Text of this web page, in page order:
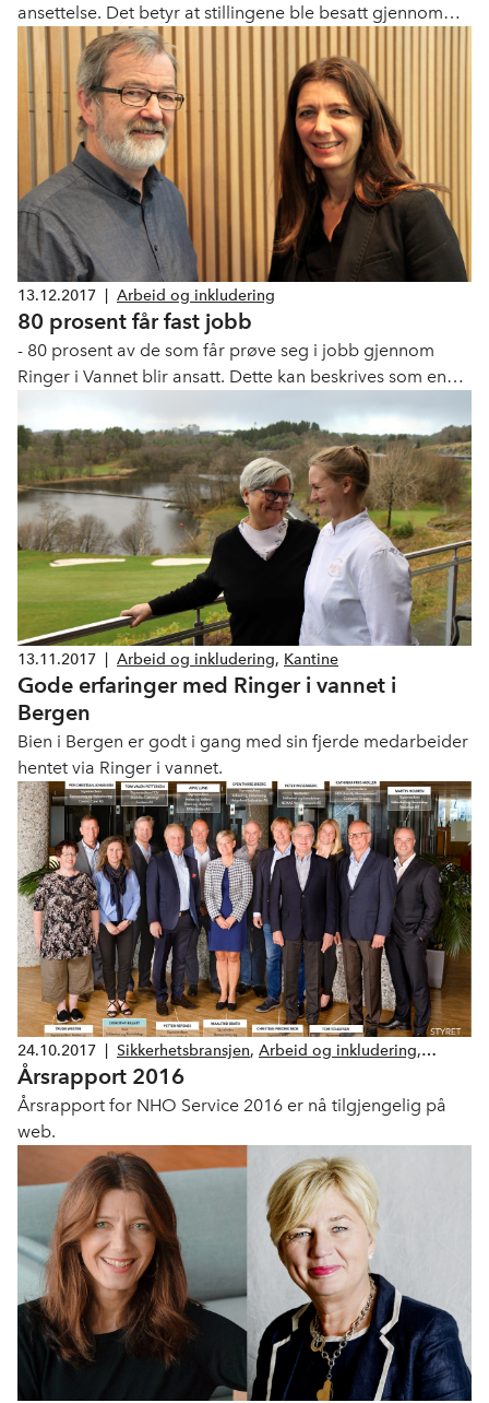
ansettelse. Det betyr at stillingene ble besatt gjennom
intern rekruttering, bruk av egne nettverk eller ved bruk
av bemanningsbyrå, viser Navs bedriftsundersøkelse for
2017.
13.12.2017 Arbeid og inkludering
80 prosent får fast jobb
- 80 prosent av de som får prøve seg i jobb gjennom
Ringer i Vannet blir ansatt. Dette kan beskrives som en
NTNU-rapport som evaluerer ordningen.
13.11.2017 Arbeid og inkludering, Kantine
Gode erfaringer med Ringer i vannet i
Bergen
Bien i Bergen er godt i gang med sin fjerde medarbeider
hentet via Ringer i vannet.
24.10.2017 Sikkerhetsbransjen, Arbeid og inkludering,
Bemanning og rekruttering
Helse og velferd
Renhold
Årsrapport 2016
Årsrapport for NHO Service 2016 er nå tilgjengelig på
web.